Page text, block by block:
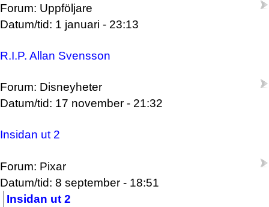
Forum: Uppföljare
Datum/tid: 1 januari - 23:13
R.I.P. Allan Svensson
Forum: Disneyheter
Datum/tid: 17 november - 21:32
Insidan ut 2
Forum: Pixar
Datum/tid: 8 september - 18:51
Insidan ut 2